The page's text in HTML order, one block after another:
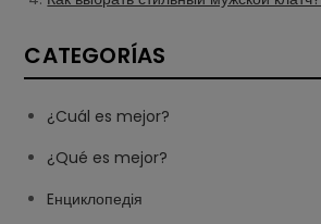
CATEGORÍAS
¿Cuál es mejor?
¿Qué es mejor?
Eнциклопедія